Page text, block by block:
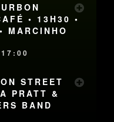
• 13H30 •
MARCINHO
STREET
PRATT &
BAND